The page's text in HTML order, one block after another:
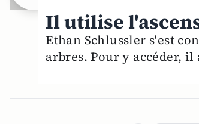
Il utilise
Ethan Schlussler s'est
arbres. Pour y accéder,